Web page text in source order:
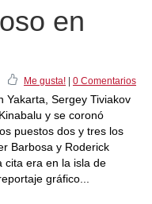
en
Me gusta! 0 Comentarios
Yakarta, Sergey Tiviakov
y se coronó
puestos dos y tres los
Barbosa y Roderick
cita era en la isla de
gráfico...